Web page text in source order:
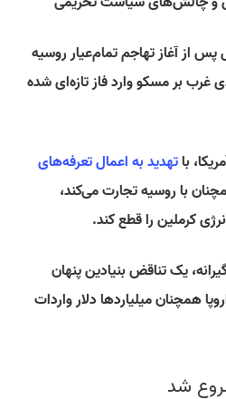
از آغاز تهاجم تمام‌عیار روسیه
غرب بر مسکو وارد فاز تازه‌ای شده
باتهدید به اعمال تعرفه‌های
با روسیه تجارت می‌کند،
کرملین را قطع کند.
یک تناقض بنیادین پنهان
همچنان میلیاردها دلار واردات
شد